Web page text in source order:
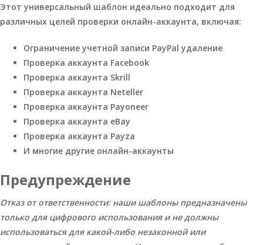
Этот универсальный шаблон идеально подходит для
различных целей проверки онлайн-аккаунта, включая:
Ограничение учетной записи PayPal удаление
Проверка аккаунта Facebook
Проверка аккаунта Skrill
Проверка аккаунта Neteller
Проверка аккаунта Payoneer
Проверка аккаунта eBay
Проверка аккаунта Payza
И многие другие онлайн-аккаунты
Предупреждение
Отказ от ответственности: наши шаблоны предназначены
только для цифрового использования и не должны
использоваться для какой-либо незаконной или